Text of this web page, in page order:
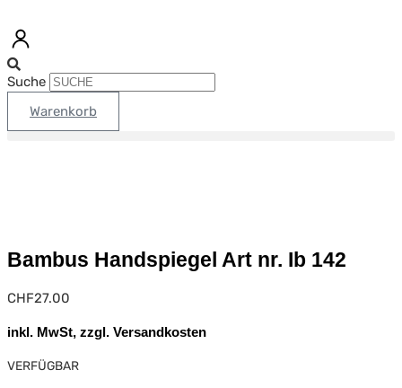
Suche
Warenkorb
Bambus Handspiegel Art nr. Ib 142
CHF27.00
inkl. MwSt, zzgl. Versandkosten
VERFÜGBAR